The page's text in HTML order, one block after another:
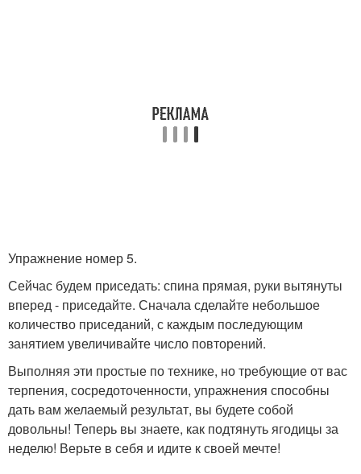
Упражнение номер 5.
Сейчас будем приседать: спина прямая, руки вытянуты
вперед - приседайте. Сначала сделайте небольшое
количество приседаний, с каждым последующим
занятием увеличивайте число повторений.
Выполняя эти простые по технике, но требующие от вас
терпения, сосредоточенности, упражнения способны
дать вам желаемый результат, вы будете собой
довольны! Теперь вы знаете, как подтянуть ягодицы за
неделю! Верьте в себя и идите к своей мечте!